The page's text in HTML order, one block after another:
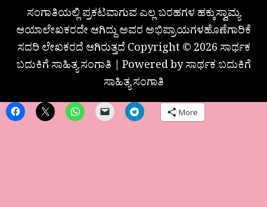
ಸಂಗಾತಿಯಲ್ಲಿ ಪ್ರಕಟವಾಗುವ ಎಲ್ಲ ಬರಹಗಳ ಹಕ್ಕುಸ್ವಾಮ್ಯ
ಆಯಾಲೇಖಕರದೇ ಆಗಿದ್ದು ಅವರ ಅಭಿಪ್ರಾಯಗಳಹೊಣೆಗಾರಿಕೆ
ಸದರಿ ಲೇಖಕರದೆ ಆಗಿರುತ್ತದೆ Copyright © 2026 ಸಾರ್ಥಕ
ಬದುಕಿಗೆ ಸಾಹಿತ್ಯ ಸಂಗಾತಿ | Powered by ಸಾರ್ಥಕ ಬದುಕಿಗೆ
ಸಾಹಿತ್ಯ ಸಂಗಾತಿ
More